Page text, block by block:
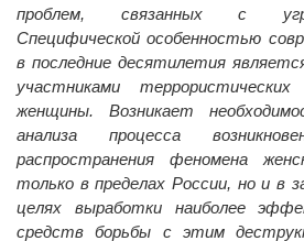
проблем, связанных с
Специфической особенностью
в последние десятилетия
участниками
женщины. Возникает
анализа процесса
распространения феномена
только в пределах России, но и в
целях выработки наиболее
средств борьбы с этим